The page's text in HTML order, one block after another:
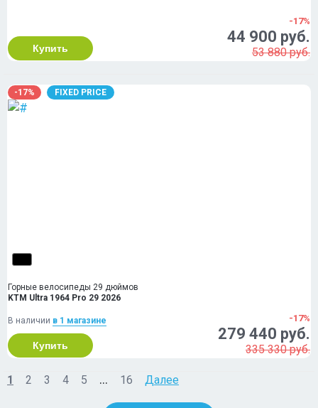
Купить
-17%
44 900 руб.
53 880 руб.
-17% FIXED PRICE
Горные велосипеды 29 дюймов
KTM Ultra 1964 Pro 29 2026
В наличии в 1 магазинe
Купить
-17%
279 440 руб.
335 330 руб.
1 2 3 4 5 ... 16 Далее